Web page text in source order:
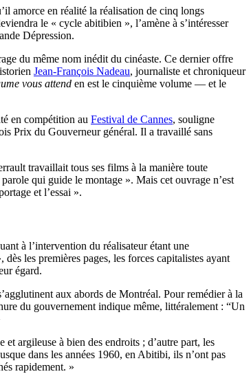
amorce en réalité la réalisation de cinq longs
le « cycle abitibien », l’amène à s’intéresser
Dépression.
du même nom inédit du cinéaste. Ce dernier offre
Jean-François Nadeau, journaliste et chroniqueur
vous attend en est le cinquième volume — et le
en compétition au Festival de Cannes, souligne
Prix du Gouverneur général. Il a travaillé sans
travaillait tous ses films à la manière toute
qui guide le montage ». Mais cet ouvrage n’est
et l’essai ».
à l’intervention du réalisateur étant une
les premières pages, les forces capitalistes ayant
égard.
aux abords de Montréal. Pour remédier à la
du gouvernement indique même, littéralement : “Un
argileuse à bien des endroits ; d’autre part, les
dans les années 1960, en Abitibi, ils n’ont pas
rapidement. »